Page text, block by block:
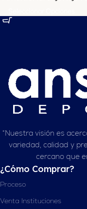
“Nuestra visión es
variedad, calidad y
cercano que
¿Cómo Comprar?
Proceso
Venta Instituciones